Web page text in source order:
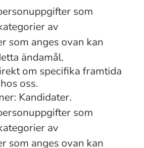
som
av
som anges ovan kan
ändamål.
om specifika framtida
oss.
Kandidater.
som
av
som anges ovan kan